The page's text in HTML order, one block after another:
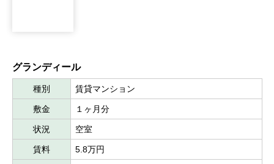
グランディール
種別 賃貸マンション
敷金 １ヶ月分
状況 空室
賃料 5.8万円